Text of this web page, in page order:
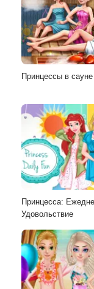
Принцессы в сауне
Принцесса:
Удовольствие